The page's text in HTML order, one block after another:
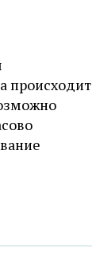
происходит